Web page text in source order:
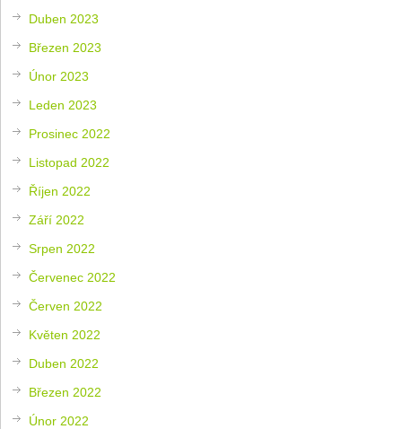
Duben 2023
Březen 2023
Únor 2023
Leden 2023
Prosinec 2022
Listopad 2022
Říjen 2022
Září 2022
Srpen 2022
Červenec 2022
Červen 2022
Květen 2022
Duben 2022
Březen 2022
Únor 2022